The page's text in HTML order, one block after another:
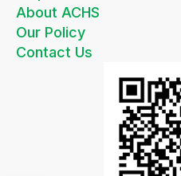
About ACHS
Our Policy
Contact Us